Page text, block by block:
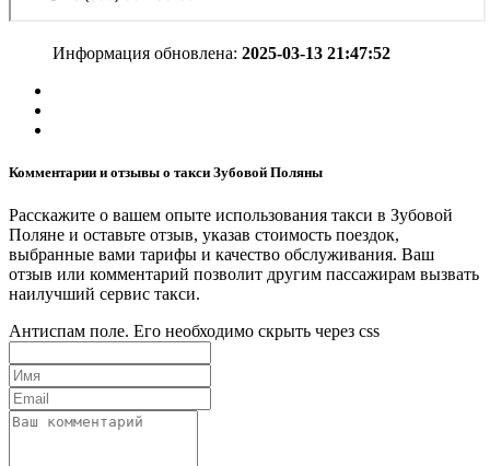
Информация обновлена: 2025-03-13 21:47:52
Комментарии и отзывы о такси Зубовой Поляны
Расскажите о вашем опыте использования такси в Зубовой
Поляне и оставьте отзыв, указав стоимость поездок,
выбранные вами тарифы и качество обслуживания. Ваш
отзыв или комментарий позволит другим пассажирам вызвать
наилучший сервис такси.
Антиспам поле. Его необходимо скрыть через css